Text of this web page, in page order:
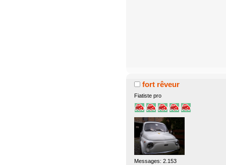
fort rêveur
Fiatiste pro
Messages: 2.153